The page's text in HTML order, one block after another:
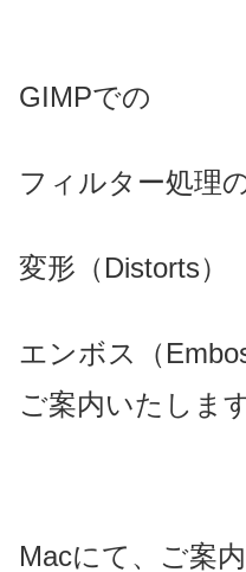
GIMPでの
フィルター処理
変形（Distorts）
エンボス（
ご案内いたします
Macにて、ご案